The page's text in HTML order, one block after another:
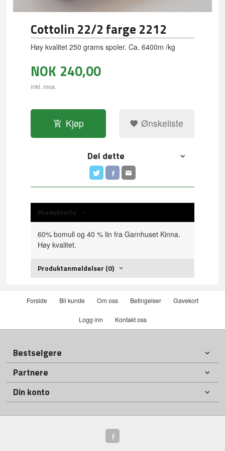
Cottolin 22/2 farge 2212
Høy kvalitet 250 grams spoler. Ca. 6400m /kg
NOK 240,00
inkl. mva.
Kjøp Ønskeliste
Del dette
Produktinfo
60% bomull og 40 % lin fra Garnhuset Kinna.
Høy kvalitet.
Produktanmeldelser (0)
Forside Bli kunde Om oss Betingelser Gavekort
Logg inn Kontakt oss
Bestselgere
Partnere
Din konto